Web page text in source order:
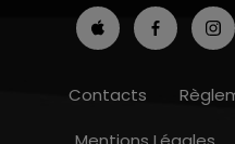
Contacts